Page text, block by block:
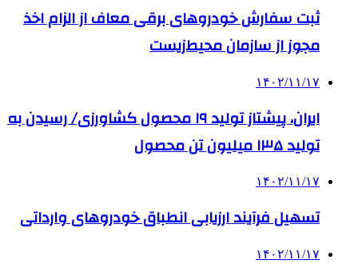
ثبت سفارش خودروهای برقی معاف از الزام اخذ
مجوز از سازمان محیط‌زیست
۱۴۰۲/۱۱/۱۷
ایران، پیشتاز تولید ۱۹ محصول کشاورزی/ رسیدن به
تولید ۱۳۵ میلیون تن محصول
۱۴۰۲/۱۱/۱۷
تسهیل فرآیند ارزیابی انطباق خودروهای وارداتی
۱۴۰۲/۱۱/۱۷